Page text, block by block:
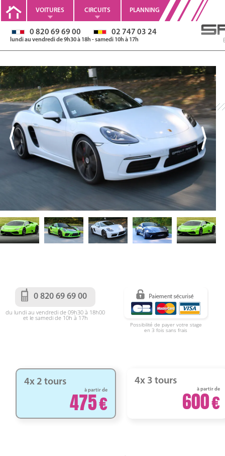
VOITURES CIRCUITS PLANNING
0 820 69 69 00 02 747 03 24
lundi au vendredi de 9h30 à 18h - samedi 10h à 17h
0 820 69 69 00
du lundi au vendredi de 09h30 à 18h00
et le samedi de 10h à 17h
Possibilité de payer votre stage
en 3 fois sans frais
4x 2 tours
à partir de
475
4x 3 tours
à partir de
600